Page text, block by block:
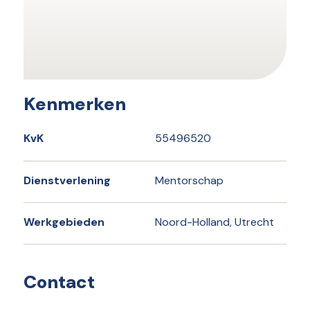
Kenmerken
KvK 55496520
Dienstverlening Mentorschap
Werkgebieden Noord-Holland, Utrecht
Contact